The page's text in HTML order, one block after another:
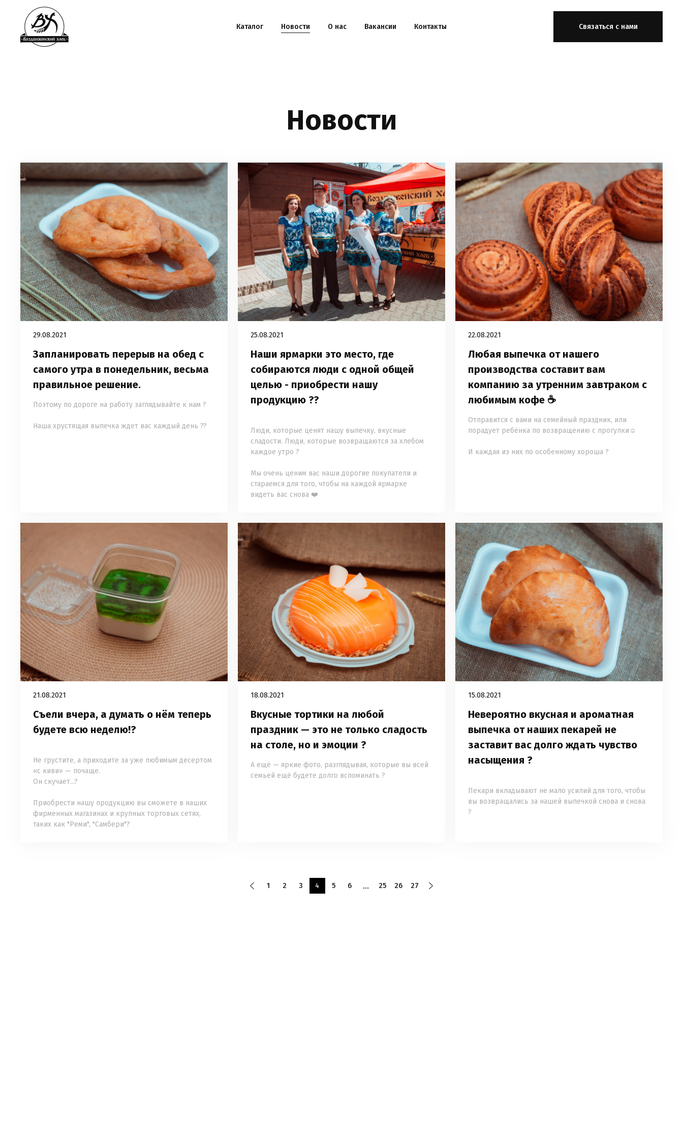
Каталог Новости О нас Вакансии Контакты Связаться с нами
Новости
29.08.2021
Запланировать перерыв на обед с
самого утра в понедельник, весьма
правильное решение.
Поэтому по дороге на работу заглядывайте к нам ?
Наша хрустящая выпечка ждет вас каждый день ??
25.08.2021
Наши ярмарки это место, где
собираются люди с одной общей
целью - приобрести нашу
продукцию ??
Люди, которые ценят нашу выпечку, вкусные
сладости. Люди, которые возвращаются за хлебом
каждое утро ?
Мы очень ценим вас наши дорогие покупатели и
стараемся для того, чтобы на каждой ярмарке
видеть вас снова ❤️
22.08.2021
Любая выпечка от нашего
производства составит вам
компанию за утренним завтраком с
любимым кофе ☕️ ⠀
Отправится с вами на семейный праздник, или
порадует ребёнка по возвращению с прогулки☺️
И каждая из них по особенному хороша ?
21.08.2021
Съели вчера, а думать о нём теперь
будете всю неделю!?
Не грустите, а приходите за уже любимым десертом
«с киви» — почаще.
Он скучает...?
Приобрести нашу продукцию вы сможете в наших
фирменных магазинах и крупных торговых сетях,
таких как "Реми", "Самбери"?
18.08.2021
Вкусные тортики на любой
праздник — это не только сладость
на столе, но и эмоции ?
А ещё — яркие фото, разглядывая, которые вы всей
семьей ещё будете долго вспоминать ?
15.08.2021
Невероятно вкусная и ароматная
выпечка от наших пекарей не
заставит вас долго ждать чувство
насыщения ?
Пекари вкладывают не мало усилий для того, чтобы
вы возвращались за нашей выпечкой снова и снова
?
1 2 3 4 5 6 25 26 27